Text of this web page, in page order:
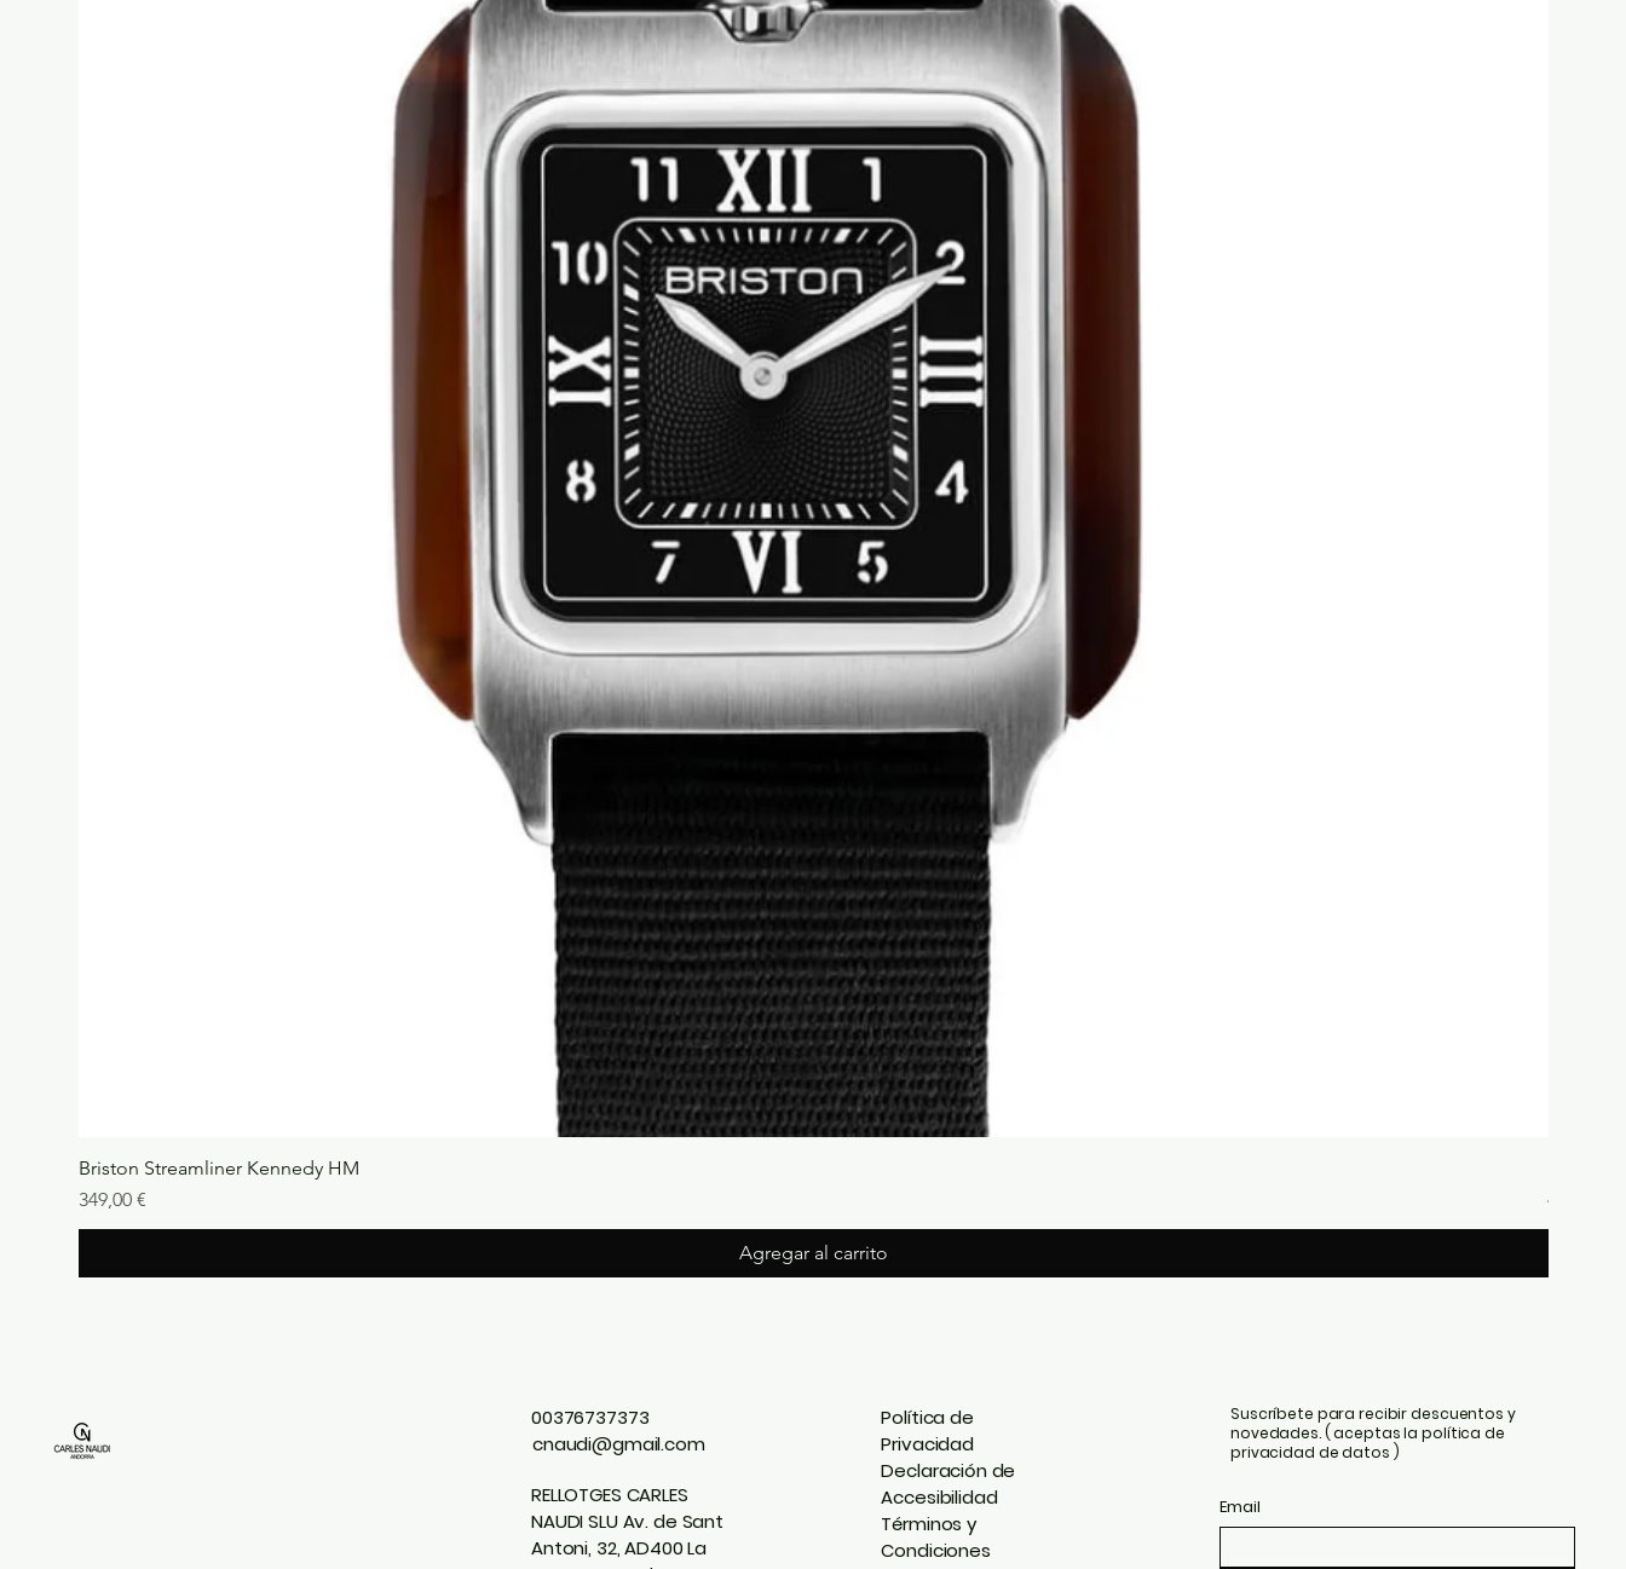
Briston Streamliner Kennedy HM
Precio
349,00 €
Agregar al carrito
Precio
439,00 €
00376737373
cnaudi@gmail.com
RELLOTGES CARLES
NAUDI SLU Av. de Sant
Antoni, 32, AD400 La
Política de
Privacidad
Declaración de
Accesibilidad
Términos y
Condiciones
Suscríbete para recibir descuentos y
novedades. ( aceptas la política de
privacidad de datos )
Email